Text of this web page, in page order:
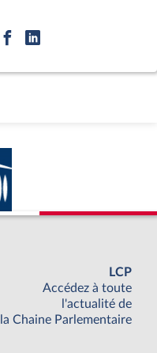
LCP
Accédez à toute
l'actualité de
la Chaine Parlementaire